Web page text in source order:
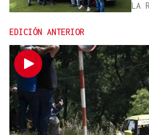
LA
EDICIÓN ANTERIOR